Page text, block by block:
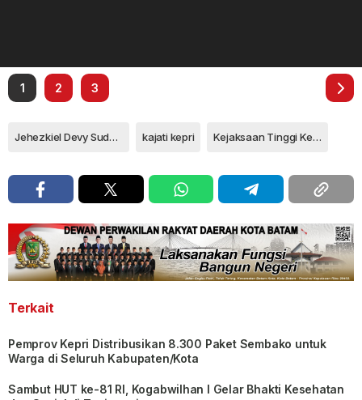
1 2 3
Jehezkiel Devy Sudarso kajati kepri Kejaksaan Tinggi Kepulauan Riau
Terkait
Pemprov Kepri Distribusikan 8.300 Paket Sembako untuk
Warga di Seluruh Kabupaten/Kota
Sambut HUT ke-81 RI, Kogabwilhan I Gelar Bhakti Kesehatan